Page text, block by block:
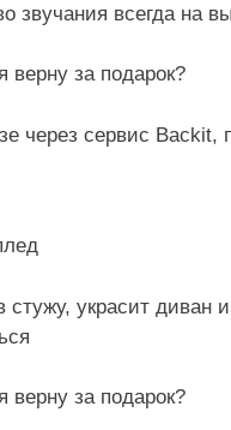
звучания всегда на
верну за подарок?
через сервис
стужу, украсит
верну за подарок?